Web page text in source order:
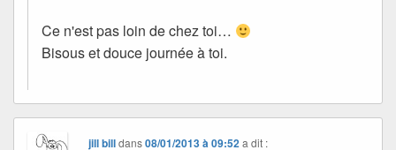
Ce n'est pas loin de chez toi…
Bisous et douce journée à toi.
jill billdans08/01/2013 à 09:52 a dit :